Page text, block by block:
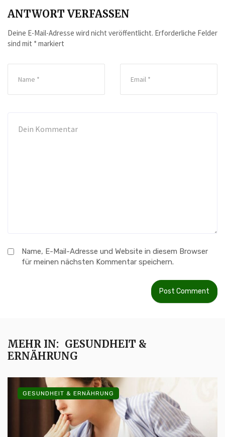
ANTWORT VERFASSEN
Deine E-Mail-Adresse wird nicht veröffentlicht. Erforderliche Felder
sind mit *markiert
Name, E-Mail-Adresse und Website in diesem Browser
für meinen nächsten Kommentar speichern.
MEHR IN: GESUNDHEIT &
ERNÄHRUNG
GESUNDHEIT & ERNÄHRUNG